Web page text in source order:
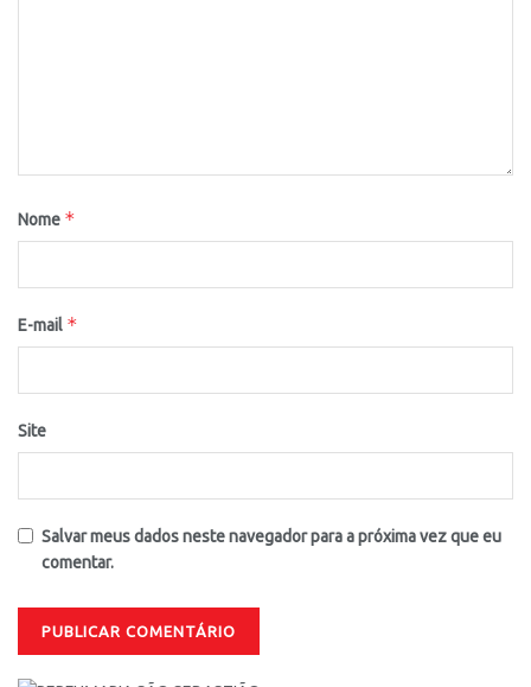
Nome *
E-mail *
Site
Salvar meus dados neste navegador para a próxima vez que eu
comentar.